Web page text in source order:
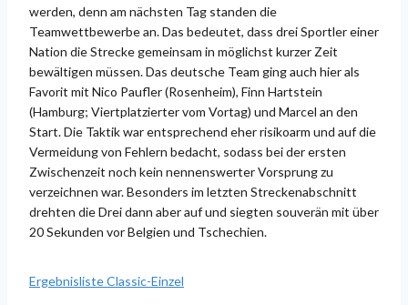
werden, denn am nächsten Tag standen die
Teamwettbewerbe an. Das bedeutet, dass drei Sportler einer
Nation die Strecke gemeinsam in möglichst kurzer Zeit
bewältigen müssen. Das deutsche Team ging auch hier als
Favorit mit Nico Paufler (Rosenheim), Finn Hartstein
(Hamburg; Viertplatzierter vom Vortag) und Marcel an den
Start. Die Taktik war entsprechend eher risikoarm und auf die
Vermeidung von Fehlern bedacht, sodass bei der ersten
Zwischenzeit noch kein nennenswerter Vorsprung zu
verzeichnen war. Besonders im letzten Streckenabschnitt
drehten die Drei dann aber auf und siegten souverän mit über
20 Sekunden vor Belgien und Tschechien.
Ergebnisliste Classic-Einzel